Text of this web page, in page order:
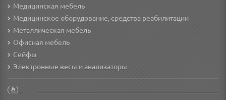
Медицинская мебель
Медицинское оборудование, средства реабилитации
Металлическая мебель
Офисная мебель
Сейфы
Электронные весы и анализаторы